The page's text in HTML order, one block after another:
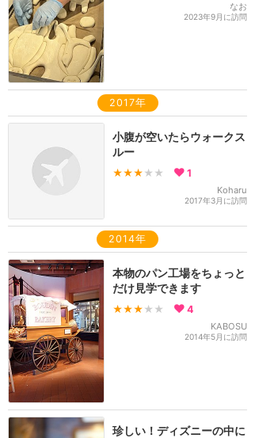
なお
2023年9月に訪問
2017年
小腹が空いたらウォークス
ルー
★★★ ★★ 1
Koharu
2017年3月に訪問
2014年
本物のパン工場をちょっと
だけ見学できます
★★★ ★★ 4
KABOSU
2014年5月に訪問
珍しい！ディズニーの中に